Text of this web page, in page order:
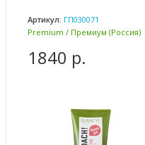
Артикул: ГП030071
Premium / Премиум (Россия)
1840 р.